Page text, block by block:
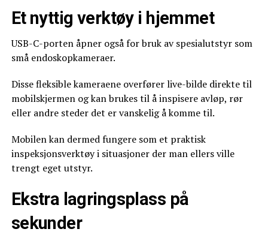
Et nyttig verktøy i hjemmet
USB-C-porten åpner også for bruk av spesialutstyr som
små endoskopkameraer.
Disse fleksible kameraene overfører live-bilde direkte til
mobilskjermen og kan brukes til å inspisere avløp, rør
eller andre steder det er vanskelig å komme til.
Mobilen kan dermed fungere som et praktisk
inspeksjonsverktøy i situasjoner der man ellers ville
trengt eget utstyr.
Ekstra lagringsplass på
sekunder